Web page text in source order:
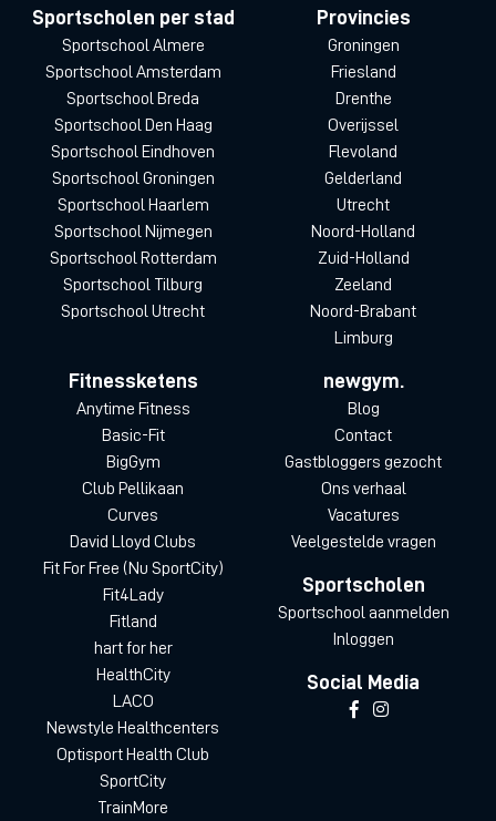
Sportscholen per stad
Sportschool Almere
Sportschool Amsterdam
Sportschool Breda
Sportschool Den Haag
Sportschool Eindhoven
Sportschool Groningen
Sportschool Haarlem
Sportschool Nijmegen
Sportschool Rotterdam
Sportschool Tilburg
Sportschool Utrecht
Provincies
Groningen
Friesland
Drenthe
Overijssel
Flevoland
Gelderland
Utrecht
Noord-Holland
Zuid-Holland
Zeeland
Noord-Brabant
Limburg
Fitnessketens
Anytime Fitness
Basic-Fit
BigGym
Club Pellikaan
Curves
David Lloyd Clubs
Fit For Free (Nu SportCity)
Fit4Lady
Fitland
hart for her
HealthCity
LACO
Newstyle Healthcenters
Optisport Health Club
SportCity
TrainMore
newgym.
Blog
Contact
Gastbloggers gezocht
Ons verhaal
Vacatures
Veelgestelde vragen
Sportscholen
Sportschool aanmelden
Inloggen
Social Media